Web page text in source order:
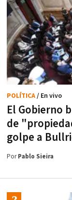
El Gobierno
de
golpe a
POLÍTICA/ En vivo
PorPablo Sieira